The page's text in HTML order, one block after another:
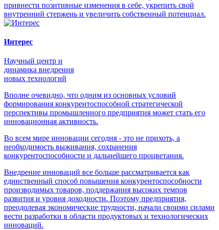
привнести позитивные изменения в себе, укрепить свой
внутренний стержень и увеличить собственный потенциал.
Интерес
Научный центр и
динамика внедрения
новых технологий
Вполне очевидно, что одним из основных условий
формирования конкурентоспособной стратегической
перспективы промышленного предприятия может стать его
инновационная активность.
Во всем мире инновации сегодня - это не прихоть, а
необходимость выживания, сохранения
конкурентоспособности и дальнейшего процветания.
Внедрение инноваций все больше рассматривается как
единственный способ повышения конкурентоспособности
производимых товаров, поддержания высоких темпов
развития и уровня доходности. Поэтому предприятия,
преодолевая экономические трудности, начали своими силами
вести разработки в области продуктовых и технологических
инноваций.